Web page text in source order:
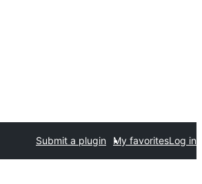
Submit a plugin My favoritesLog in